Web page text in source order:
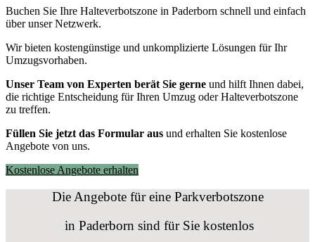
Buchen Sie Ihre Halteverbotszone in Paderborn schnell und einfach
über unser Netzwerk.
Wir bieten kostengünstige und unkomplizierte Lösungen für Ihr
Umzugsvorhaben.
Unser Team von Experten berät Sie gerne und hilft Ihnen dabei,
die richtige Entscheidung für Ihren Umzug oder Halteverbotszone
zu treffen.
Füllen Sie jetzt das Formular aus und erhalten Sie kostenlose
Angebote von uns.
Kostenlose Angebote erhalten
Die Angebote für eine Parkverbotszone
in Paderborn sind für Sie kostenlos